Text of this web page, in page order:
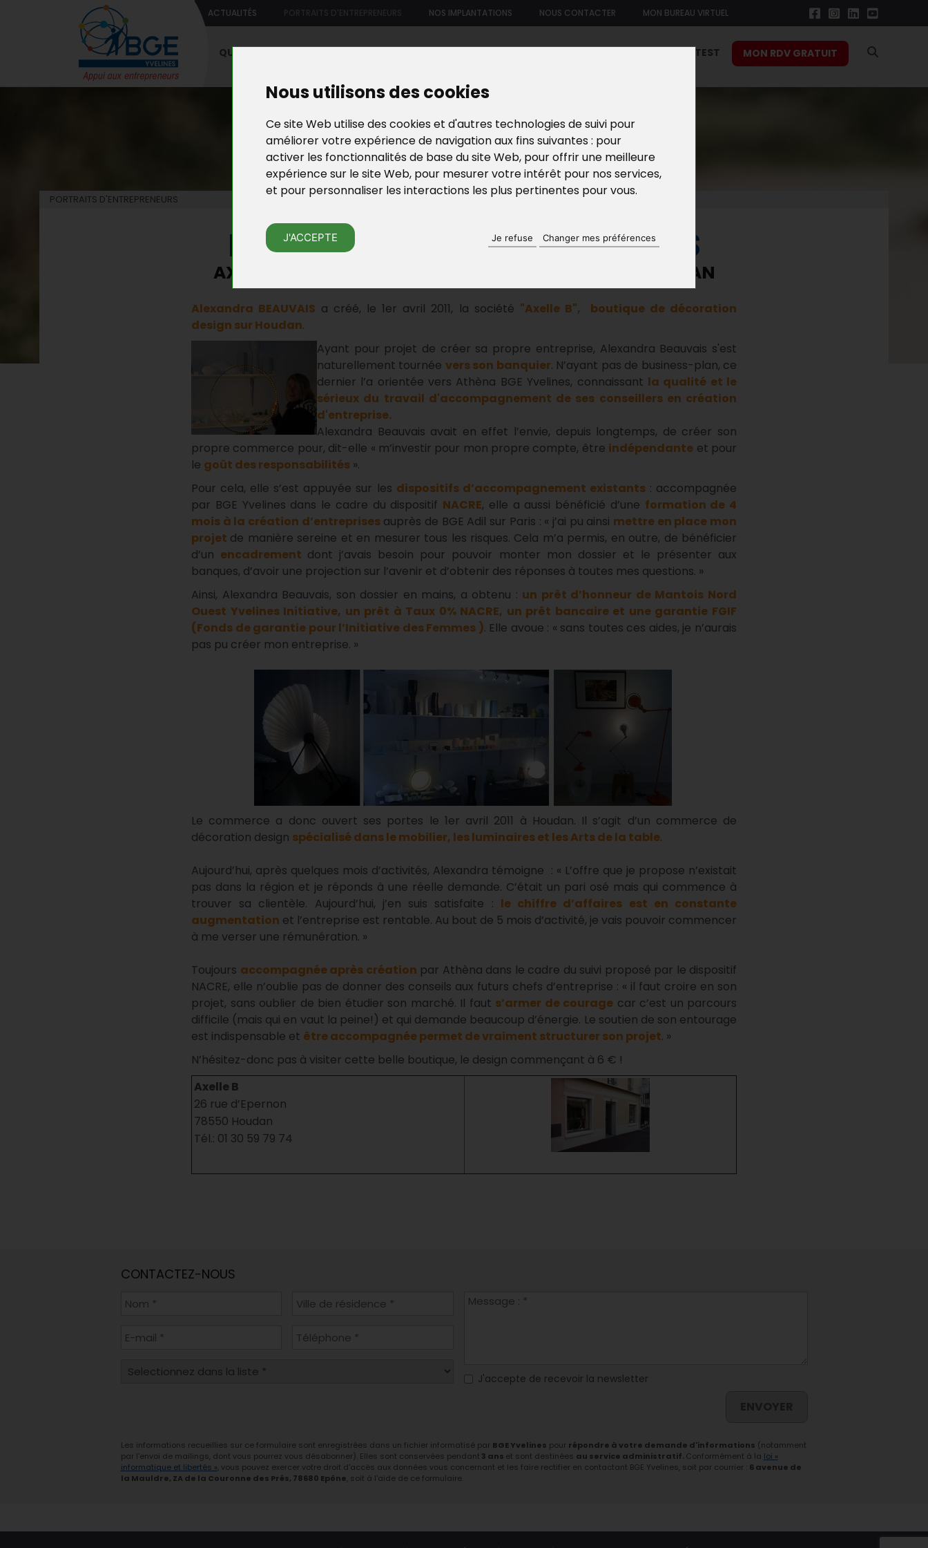
Nous utilisons des cookies
Ce site Web utilise des cookies et d'autres technologies de suivi pour
améliorer votre expérience de navigation aux fins suivantes : pour
activer les fonctionnalités de base du site Web, pour offrir une meilleure
expérience sur le site Web, pour mesurer votre intérêt pour nos services,
et pour personnaliser les interactions les plus pertinentes pour vous.
J'ACCEPTE Je refuse Changer mes préférences
ACTUALITÉS NOS IMPLANTATIONS NOUS CONTACTER MON BUREAU VIRTUEL
QUI SOMMES-NOUS FONCTION TEST MON RDV GRATUIT
PORTRAITS D'ENTREPRENEURS
PORTRAITS D'ENTREPRENEURS
AXELLE B : UNE ENTREPRISE "DÉCO" ET "DESIGN" À HOUDAN
Alexandra BEAUVAIS a créé, le 1er avril 2011, la société "Axelle B", boutique de décoration
design sur Houdan.
Ayant pour projet de créer sa propre entreprise, Alexandra Beauvais s'est
naturellement tournée vers son banquier. N’ayant pas de business-plan, ce
dernier l’a orientée vers Athèna BGE Yvelines, connaissant la qualité et le
sérieux du travail d'accompagnement de ses conseillers en création
d'entreprise.
Alexandra Beauvais avait en effet l’envie, depuis longtemps, de créer son
propre commerce pour, dit-elle « m’investir pour mon propre compte, être indépendante et pour
le goût des responsabilités ».
Pour cela, elle s’est appuyée sur les dispositifs d’accompagnement existants: accompagnée
par BGE Yvelines dans le cadre du dispositif NACRE, elle a aussi bénéficié d’une formation de 4
mois à la création d’entreprisesauprès de BGE Adil sur Paris : « j’ai pu ainsi mettre en place mon
projet de manière sereine et en mesurer tous les risques. Cela m’a permis, en outre, de bénéficier
d’un encadrement dont j’avais besoin pour pouvoir monter mon dossier et le présenter aux
banques, d’avoir une projection sur l’avenir et d’obtenir des réponses à toutes mes questions. »
Ainsi, Alexandra Beauvais, son dossier en mains, a obtenu : un prêt d’honneur de Mantois Nord
Ouest Yvelines Initiative, un prêt à Taux 0% NACRE, un prêt bancaire et une garantie FGIF
(Fonds de garantie pour l’Initiative des Femmes ). Elle avoue : « sans toutes ces aides, je n’aurais
pas pu créer mon entreprise. »
Le commerce a donc ouvert ses portes le 1er avril 2011 à Houdan. Il s’agit d’un commerce de
décoration design spécialisé dans le mobilier, les luminaires et les Arts de la table.
Aujourd’hui, après quelques mois d’activités, Alexandra témoigne : « L’offre que je propose n’existait
pas dans la région et je réponds à une réelle demande. C’était un pari osé mais qui commence à
trouver sa clientèle. Aujourd’hui, j’en suis satisfaite : le chiffre d’affaires est en constante
augmentation et l’entreprise est rentable. Au bout de 5 mois d’activité, je vais pouvoir commencer
à me verser une rémunération. »
Toujours accompagnée après création par Athèna dans le cadre du suivi proposé par le dispositif
NACRE, elle n’oublie pas de donner des conseils aux futurs chefs d’entreprise : « il faut croire en son
projet, sans oublier de bien étudier son marché. Il faut s’armer de courage car c’est un parcours
difficile (mais qui en vaut la peine!) et qui demande beaucoup d’énergie. Le soutien de son entourage
est indispensable et être accompagnée permet de vraiment structurer son projet. »
N’hésitez-donc pas à visiter cette belle boutique, le design commençant à 6 € !
Axelle B
26 rue d’Epernon
78550 Houdan
Tél.: 01 30 59 79 74
CONTACTEZ-NOUS
J'accepte de recevoir la newsletter
Les informations recueillies sur ce formulaire sont enregistrées dans un fichier informatisé par BGE Yvelines pour répondre à votre demande d'informations (notamment
par l'envoi de mailings, dont vous pourrez vous désabonner). Elles sont conservées pendant 3 ans et sont destinées au service administratif. Conformément à la loi «
informatique et libertés » , vous pouvez exercer votre droit d'accès aux données vous concernant et les faire rectifier en contactant BGE Yvelines, soit par courrier :
6 avenue de
la Mauldre, ZA de la Couronne des Prés, 78680 Epône , soit à l'aide de ce formulaire.